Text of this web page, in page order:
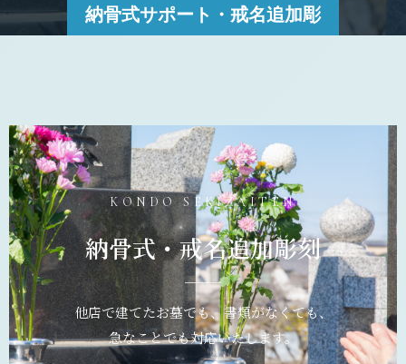
納骨式サポート・戒名追加彫
KONDO SEKIZAITEN
納骨式・戒名追加彫刻
他店で建てたお墓でも、書類がなくても、
急なことでも対応いたします。